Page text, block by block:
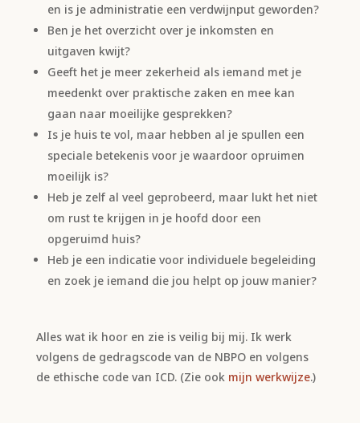
en is je administratie een verdwijnput geworden?
Ben je het overzicht over je inkomsten en
uitgaven kwijt?
Geeft het je meer zekerheid als iemand met je
meedenkt over praktische zaken en mee kan
gaan naar moeilijke gesprekken?
Is je huis te vol, maar hebben al je spullen een
speciale betekenis voor je waardoor opruimen
moeilijk is?
Heb je zelf al veel geprobeerd, maar lukt het niet
om rust te krijgen in je hoofd door een
opgeruimd huis?
Heb je een indicatie voor individuele begeleiding
en zoek je iemand die jou helpt op jouw manier?
Alles wat ik hoor en zie is veilig bij mij. Ik werk
volgens de gedragscode van de NBPO en volgens
de ethische code van ICD. (Zie ook mijn werkwijze.)